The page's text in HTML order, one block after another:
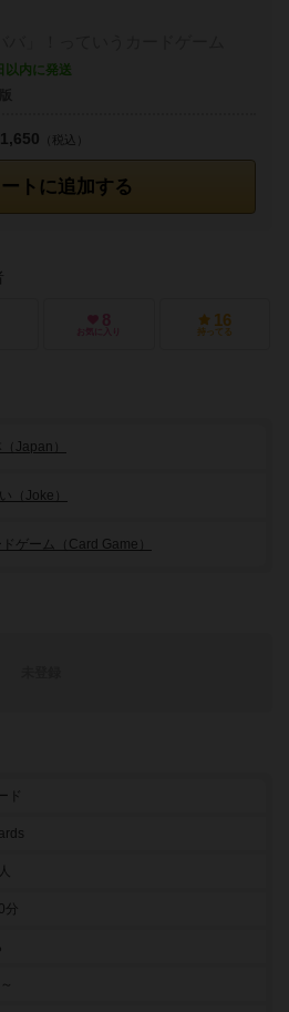
以内に発送
トに追加する
1,650 （税込）
8
お気に入り
16
持ってる
（Japan）
（Joke）
ドゲーム（Card Game）
ド
分